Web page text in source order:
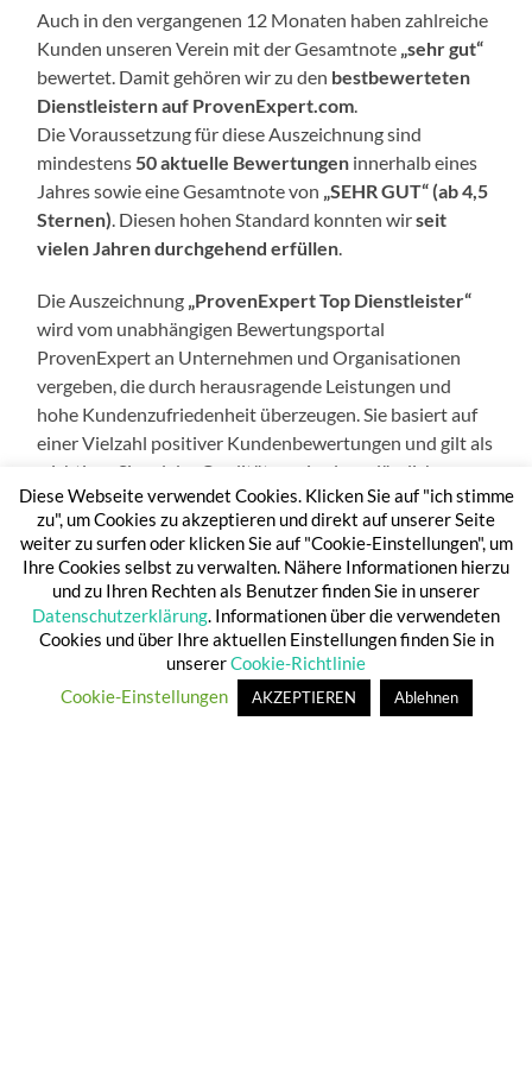
Auch in den vergangenen 12 Monaten haben zahlreiche
Kunden unseren Verein mit der Gesamtnote „sehr gut“
bewertet. Damit gehören wir zu den bestbewerteten
Dienstleistern auf ProvenExpert.com
Die Voraussetzung für diese Auszeichnung sind
mindestens 50 aktuelle Bewertungen innerhalb eines
Jahres sowie eine Gesamtnote von „SEHR GUT“ (ab 4,5
Sternen) . Diesen hohen Standard konnten wirseit
vielen Jahren durchgehend erfüllen
Die Auszeichnung „ProvenExpert Top Dienstleister“
wird vom unabhängigen Bewertungsportal
ProvenExpert an Unternehmen und Organisationen
vergeben, die durch herausragende Leistungen und
hohe Kundenzufriedenheit überzeugen. Sie basiert auf
einer Vielzahl positiver Kundenbewertungen und gilt als
wichtiges Signal der Qualität sowie als verlässlicher
Vertrauensbeweis für potenzielle neue Kunden.
Nachweis:https://www.provenexpert.com/makler-
nachfolger-club-e-v/
Gerne stehen wir Ihnen für Rückfragen zu den
Auszeichnungen zur Verfügung.
Diese Webseite verwendet Cookies. Klicken Sie auf "ich stimme
zu", um Cookies zu akzeptieren und direkt auf unserer Seite
weiter zu surfen oder klicken Sie auf "Cookie-Einstellungen", um
Ihre Cookies selbst zu verwalten. Nähere Informationen hierzu
und zu Ihren Rechten als Benutzer finden Sie in unserer
Datenschutzerklärung . Informationen über die verwendeten
Cookies und über Ihre aktuellen Einstellungen finden Sie in
unsererCookie-Richtlinie
Cookie-Einstellungen
AKZEPTIEREN Ablehnen